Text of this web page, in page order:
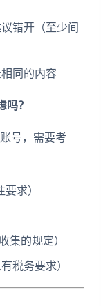
错开（至少间
同的内容
？
号，需要考
求）
集的规定）
税务要求）